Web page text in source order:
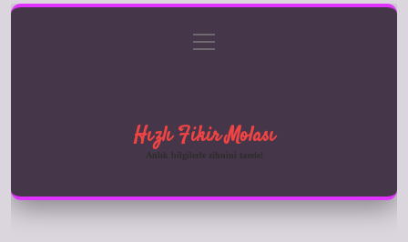
Gizlilik Politikası
menüyü
aç
Hızlı Fikir Molası
Anlık bilgilerle zihnini tazele!